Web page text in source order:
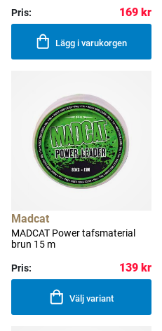
Pris: 169 kr
Lägg i varukorgen
Madcat
MADCAT Power tafsmaterial
brun 15 m
Pris: 139 kr
Välj variant